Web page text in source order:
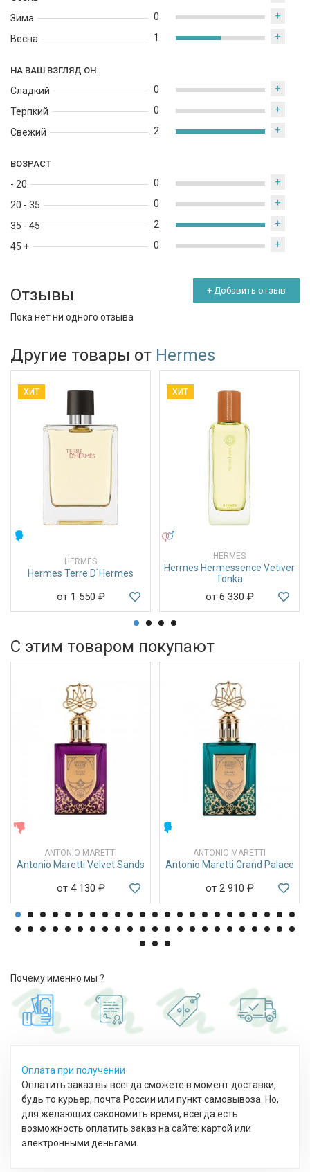
Зима
Весна
0 +
1 +
НА ВАШ ВЗГЛЯД ОН
Сладкий
Терпкий
Свежий
0 +
0 +
2 +
ВОЗРАСТ
- 20
20 - 35
35 - 45
45 +
0 +
0 +
2 +
0 +
Отзывы + Добавить отзыв
Пока нет ни одного отзыва
Другие товары от Hermes
ХИТ
HERMES
Hermes Terre D`Hermes
от 1 550 ₽
ХИТ
HERMES
Hermes Hermessence Vetiver
Tonka
от 6 330 ₽
С этим товаром покупают
ANTONIO MARETTI
Antonio Maretti Velvet Sands
от 4 130 ₽
ANTONIO MARETTI
Antonio Maretti Grand Palace
от 2 910 ₽
Почему именно мы ?
Оплата при получении
Оплатить заказ вы всегда сможете в момент доставки,
будь то курьер, почта России или пункт самовывоза. Но,
для желающих сэкономить время, всегда есть
возможность оплатить заказ на сайте: картой или
электронными деньгами.